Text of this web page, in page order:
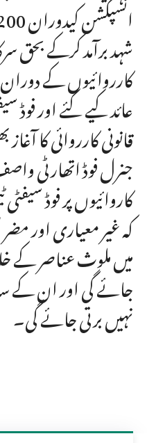
شہد برآمد کرکے بحق
کارروائیوں کے
عائد کیے گئے اور
قانونی کارروائی کا
جنرل فوڈ اتھارٹی
کاروائیوں پر فوڈ
کہ غیر معیاری اور
میں ملوث عناصر کے
جائے گی اور ان کے
نہیں برتی جائے گی۔